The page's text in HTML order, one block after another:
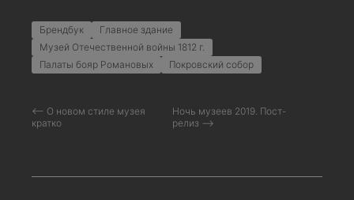
Брендбук
Главное здание
Музей Отечественной войны 1812 г.
Палаты бояр Романовых
Покровский собор
⟵ О новом стиле музея
кратко
Ночь музеев 2019. Пост-
релиз ⟶